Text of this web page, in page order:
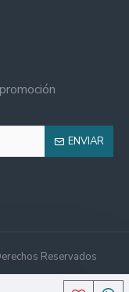
ENVIAR
Reservados